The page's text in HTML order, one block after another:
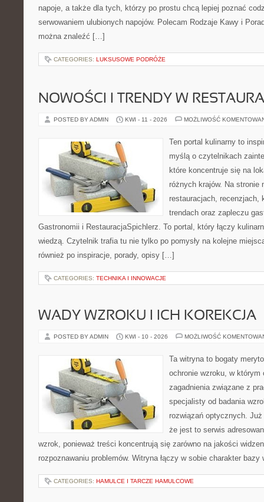
napoje, a także dla tych, którzy po prostu chcą lepiej poznać
serwowaniem ulubionych napojów. Polecam Rodzaje Kawy i
można znaleźć […]
CATEGORIES: LUKSUSOWE PODRÓŻE
NOWOŚCI I TRENDY W
POSTED BY ADMIN KWI - 11 - 2026 MOŻLIWOŚĆ
Ten portal kulinarny to
myślą o czytelnikach
które koncentruje się na
różnych krajów. Na stronie
restauracjach, recenzjach,
trendach oraz zapleczu
Gastronomii i RestauracjaSpichlerz. To portal, który łączy
wiedzą. Czytelnik trafia tu nie tylko po pomysły na kolejne
również po inspiracje, porady, opisy […]
CATEGORIES: TECHNIKA I INNOWACJE
WADY WZROKU I ICH KOREKCJA
POSTED BY ADMIN KWI - 10 - 2026 MOŻLIWOŚĆ
Ta witryna to bogaty
ochronie wzroku, w
zagadnienia związane z
specjalisty od badania
rozwiązań optycznych.
że jest to serwis
wzrok, ponieważ treści koncentrują się zarówno na jakości
rozpoznawaniu problemów. Witryna łączy w sobie charakter
CATEGORIES: HAMULCE I TARCZE HAMULCOWE